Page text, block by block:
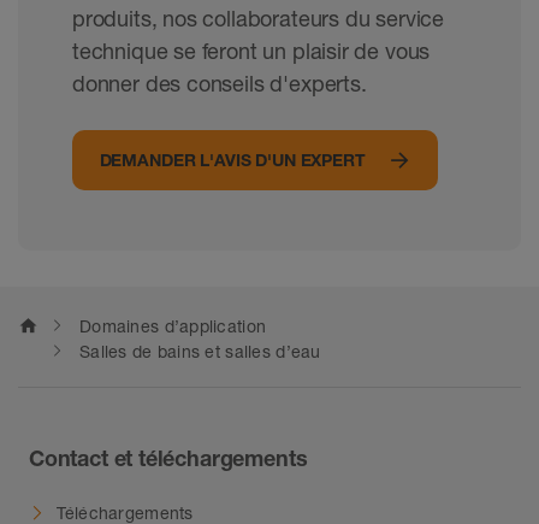
produits, nos collaborateurs du service
technique se feront un plaisir de vous
donner des conseils d'experts.
DEMANDER L'AVIS D'UN EXPERT
home
Domaines d’application
Salles de bains et salles d’eau
Contact et téléchargements
Téléchargements